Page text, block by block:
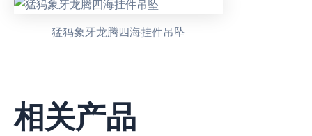
猛犸象牙龙腾四海挂件吊坠
相关产品